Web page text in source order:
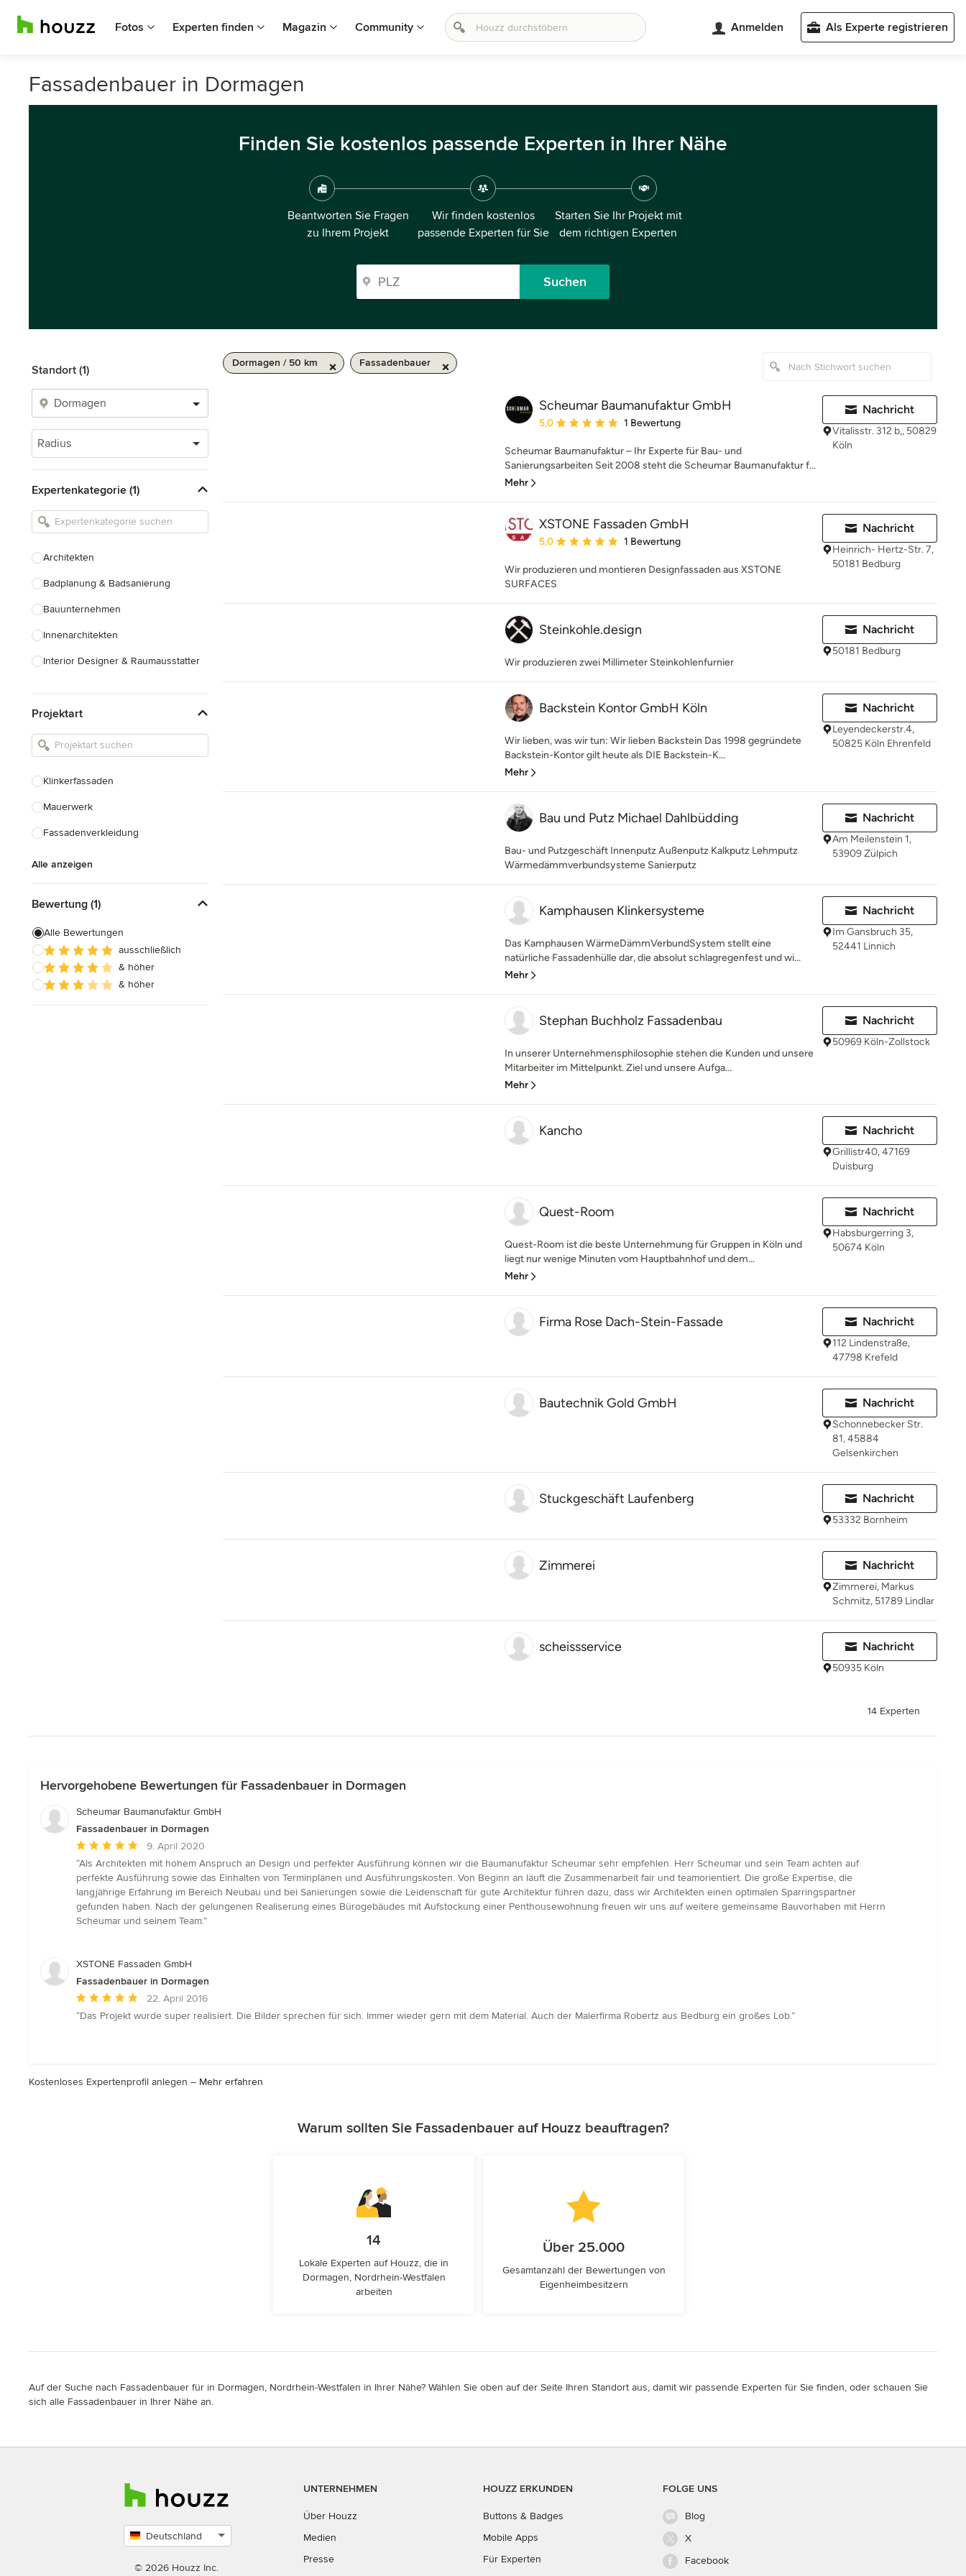
Fotos Experten finden Magazin Community Anmelden Als Experte registrieren
Fassadenbauer in Dormagen
Finden Sie kostenlos passende Experten in Ihrer Nähe
Beantworten Sie Fragen
zu Ihrem Projekt
Wir finden kostenlos
passende Experten für Sie
Starten Sie Ihr Projekt mit
dem richtigen Experten
Suchen
Standort (1)
Radius
Expertenkategorie (1)
Architekten
Badplanung & Badsanierung
Bauunternehmen
Innenarchitekten
Interior Designer & Raumausstatter
Landschaftsarchitekten
Armaturen & Sanitärbedarf
Projektart
Klinkerfassaden
Mauerwerk
Fassadenverkleidung
Alle anzeigen
Bewertung (1)
Alle Bewertungen
ausschließlich
& höher
& höher
Dormagen / 50 km Fassadenbauer
Scheumar Baumanufaktur GmbH
Durchschnittliche Bewertung: 5 von 5 Sternen
5,0 1 Bewertung
Scheumar Baumanufaktur – Ihr Experte für Bau- und
Sanierungsarbeiten Seit 2008 steht die Scheumar Baumanufaktur f...
Mehr
Nachricht
Vitalisstr. 312 b,, 50829
Köln
XSTONE Fassaden GmbH
Durchschnittliche Bewertung: 5 von 5 Sternen
5,0 1 Bewertung
Wir produzieren und montieren Designfassaden aus XSTONE
SURFACES
Nachricht
Heinrich- Hertz-Str. 7,
50181 Bedburg
Steinkohle.design
Wir produzieren zwei Millimeter Steinkohlenfurnier
Nachricht
50181 Bedburg
Backstein Kontor GmbH Köln
Wir lieben, was wir tun: Wir lieben Backstein Das 1998 gegründete
Backstein-Kontor gilt heute als DIE Backstein-K...
Mehr
Nachricht
Leyendeckerstr.4,
50825 Köln Ehrenfeld
Bau und Putz Michael Dahlbüdding
Bau- und Putzgeschäft Innenputz Außenputz Kalkputz Lehmputz
Wärmedämmverbundsysteme Sanierputz
Nachricht
Am Meilenstein 1,
53909 Zülpich
Kamphausen Klinkersysteme
Das Kamphausen WärmeDämmVerbundSystem stellt eine
natürliche Fassadenhülle dar, die absolut schlagregenfest und wi...
Mehr
Nachricht
Im Gansbruch 35,
52441 Linnich
Stephan Buchholz Fassadenbau
In unserer Unternehmensphilosophie stehen die Kunden und unsere
Mitarbeiter im Mittelpunkt. Ziel und unsere Aufga...
Mehr
Nachricht
50969 Köln-Zollstock
Kancho Nachricht
Grillistr40, 47169
Duisburg
Quest-Room
Quest-Room ist die beste Unternehmung für Gruppen in Köln und
liegt nur wenige Minuten vom Hauptbahnhof und dem...
Mehr
Nachricht
Habsburgerring 3,
50674 Köln
Firma Rose Dach-Stein-Fassade Nachricht
112 Lindenstraße,
47798 Krefeld
Bautechnik Gold GmbH Nachricht
Schonnebecker Str.
81, 45884
Gelsenkirchen
Stuckgeschäft Laufenberg Nachricht
53332 Bornheim
Zimmerei Nachricht
Zimmerei, Markus
Schmitz, 51789 Lindlar
scheissservice Nachricht
50935 Köln
14 Experten
Hervorgehobene Bewertungen für Fassadenbauer in Dormagen
Scheumar Baumanufaktur GmbH
Fassadenbauer in Dormagen
Durchschnittliche
Bewertung:
5
von
5
Sternen
9. April 2020
“Als Architekten mit hohem Anspruch an Design und perfekter Ausführung können wir die Baumanufaktur Scheumar sehr empfehlen. Herr Scheumar und sein Team achten auf
perfekte Ausführung sowie das Einhalten von Terminplänen und Ausführungskosten. Von Beginn an läuft die Zusammenarbeit fair und teamorientiert. Die große Expertise, die
langjährige Erfahrung im Bereich Neubau und bei Sanierungen sowie die Leidenschaft für gute Architektur führen dazu, dass wir Architekten einen optimalen Sparringspartner
gefunden haben. Nach der gelungenen Realiserung eines Bürogebäudes mit Aufstockung einer Penthousewohnung freuen wir uns auf weitere gemeinsame Bauvorhaben mit Herrn
Scheumar und seinem Team.”
XSTONE Fassaden GmbH
Fassadenbauer in Dormagen
Durchschnittliche
Bewertung:
22. April 2016
“Das Projekt wurde super realisiert. Die Bilder sprechen für sich. Immer wieder gern mit dem Material. Auch der Malerfirma Robertz aus Bedburg ein großes Lob.”
Kostenloses Expertenprofil anlegen – Mehr erfahren
Warum sollten Sie Fassadenbauer auf Houzz beauftragen?
14
Lokale Experten auf Houzz, die in
Dormagen, Nordrhein-Westfalen
arbeiten
Über 25.000
Gesamtanzahl der Bewertungen von
Eigenheimbesitzern
Auf der Suche nach Fassadenbauer für in Dormagen, Nordrhein-Westfalen in Ihrer Nähe? Wählen Sie oben auf der Seite Ihren Standort aus, damit wir passende Experten für Sie finden, oder schauen Sie
sich alle Fassadenbauer in Ihrer Nähe an.
Deutschland
auswählen
© 2026 Houzz Inc.
UNTERNEHMEN
Über Houzz
Medien
Presse
HOUZZ ERKUNDEN
Buttons & Badges
Mobile Apps
Für Experten
FOLGE UNS
Blog
X
Facebook